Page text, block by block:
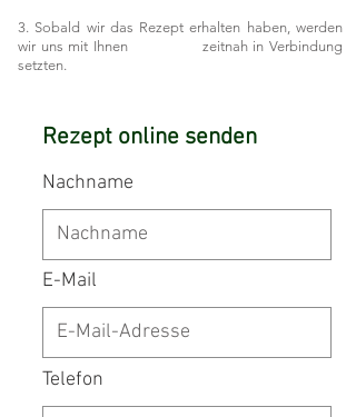
3. Sobald wir das Rezept erhalten haben, werden
wir uns mit Ihnen zeitnah in Verbindung
setzten.
Rezept online senden
Nachname
E-Mail
Telefon